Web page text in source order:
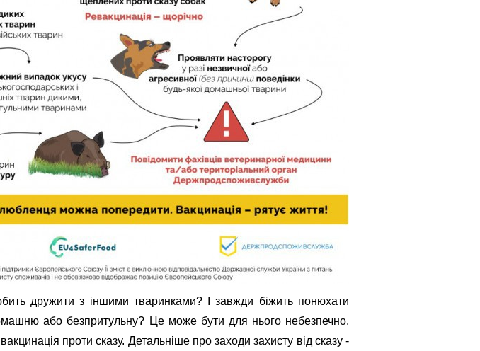
дружити з іншими тваринками? І завжди біжить понюхати
або безпритульну? Це може бути для нього небезпечно.
проти сказу. Детальніше про заходи захисту від сказу -